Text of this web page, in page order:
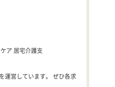
ア 居宅介護支
運営しています。 ぜひ各求